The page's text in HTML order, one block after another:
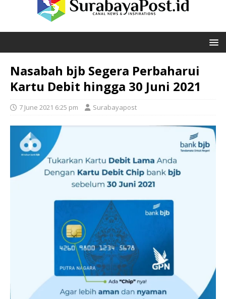
Nasabah bjb Segera Perbaharui
Kartu Debit hingga 30 Juni 2021
7 June 2021 6:25 pm Surabayapost